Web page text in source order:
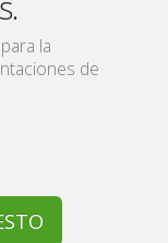
la
de